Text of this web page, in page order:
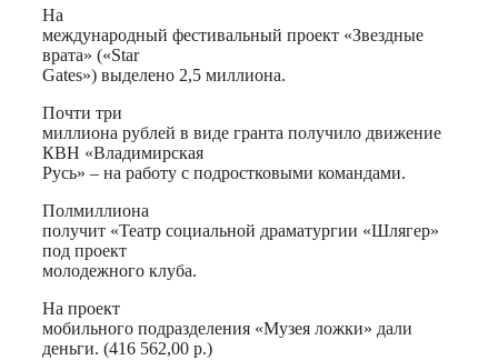
На
международный фестивальный проект «Звездные
врата» («Star
Gates») выделено 2,5 миллиона.
Почти три
миллиона рублей в виде гранта получило движение
КВН «Владимирская
Русь» – на работу с подростковыми командами.
Полмиллиона
получит «Театр социальной драматургии «Шлягер»
под проект
молодежного клуба.
На проект
мобильного подразделения «Музея ложки» дали
деньги. (416 562,00 р.)